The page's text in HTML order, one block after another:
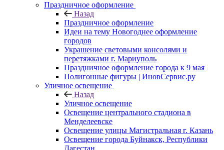
Праздничное оформление
Назад
Праздничное оформление
Идеи на тему Новогоднее оформление
городов
Украшение световыми консолями и
перетяжками г. Мариуполь
Праздничное оформление города к 9 мая
Полигонные фигуры | ИновСервис.ру
Уличное освещение
Назад
Уличное освещение
Освещение центрального стадиона в
Менделеевске
Освещение улицы Магистральная г. Казань
Освещение города Буйнакск, Республики
Дагестан